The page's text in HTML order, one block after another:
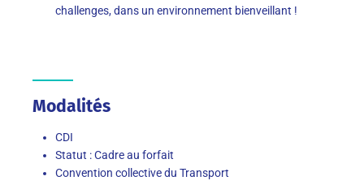
challenges, dans un environnement bienveillant !
Modalités
CDI
Statut : Cadre au forfait
Convention collective du Transport